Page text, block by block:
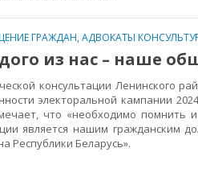
ГРАЖДАН,АДВОКАТЫ
из нас – наше
консультации Ленинского
электоральной кампании
что «необходимо помнить
является нашим гражданским
Республики Беларусь».